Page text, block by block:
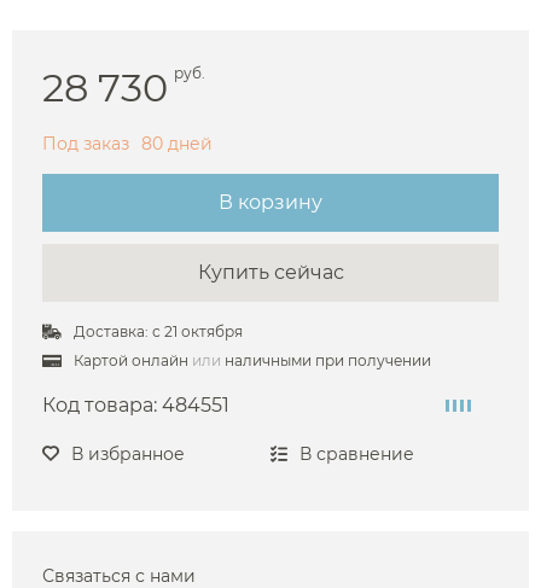
28 730 руб.
Под заказ 80 дней
В корзину
Купить сейчас
Доставка: с 21 октября
Картой онлайн или наличными при получении
Код товара: 484551
В избранное В сравнение
Связаться с нами